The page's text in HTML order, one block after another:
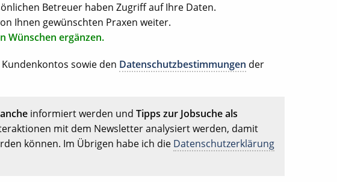
Betreuer haben Zugriff auf Ihre Daten.
Ihnen gewünschten Praxen weiter.
Wünschen ergänzen.
sowie den Datenschutzbestimmungen der
informiert werden und Tipps zur Jobsuche als
mit dem Newsletter analysiert werden, damit
können. Im Übrigen habe ich die Datenschutzerklärung